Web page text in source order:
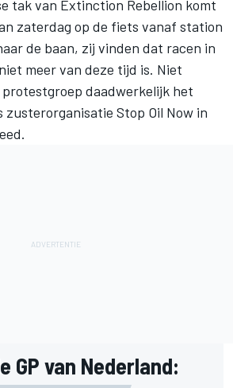
tak van Extinction Rebellion komt
zaterdag op de fiets vanaf station
de baan, zij vinden dat racen in
meer van deze tijd is. Niet
daadwerkelijk het
Stop Oil Now in
GP van Nederland: